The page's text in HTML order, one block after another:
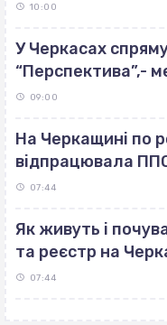
10:00
У Черкасах
“Перспектива”,-
09:00
На Черкащині по
відпрацювала
07:44
Як живуть і
та реєстр на
07:44